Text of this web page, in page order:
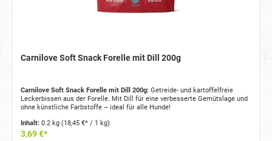
Carnilove Soft Snack Forelle mit Dill 200g
Carnilove Soft Snack Forelle mit Dill 200g: Getreide- und kartoffelfreie
Leckerbissen aus der Forelle. Mit Dill für eine verbesserte Gemütslage und
ohne künstliche Farbstoffe – ideal für alle Hunde!
Inhalt: 0.2 kg (18,45 €* / 1 kg)
3,69 €*